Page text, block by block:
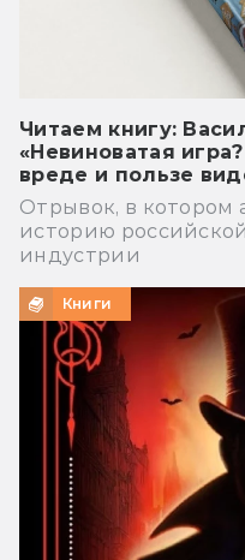
Читаем книгу:
«Невиноватая
вреде и пользе
Отрывок, в котором
историю
индустрии
Книги